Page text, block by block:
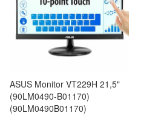
ASUS Monitor VT229H 21,5"
(90LM0490-B01170)
(90LM0490B01170)